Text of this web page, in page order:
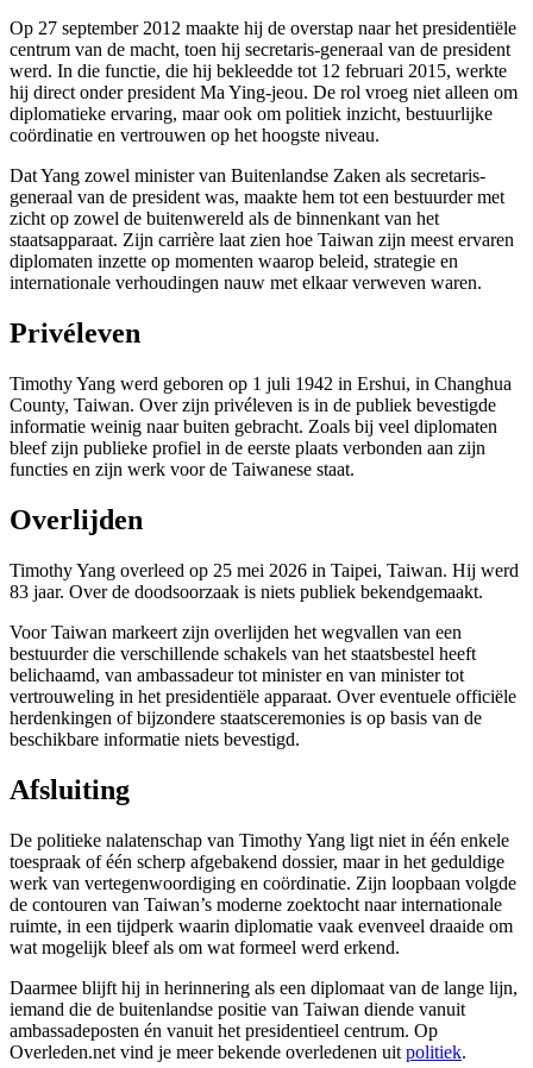
Op 27 september 2012 maakte hij de overstap naar het presidentiële
centrum van de macht, toen hij secretaris-generaal van de president
werd. In die functie, die hij bekleedde tot 12 februari 2015, werkte
hij direct onder president Ma Ying-jeou. De rol vroeg niet alleen om
diplomatieke ervaring, maar ook om politiek inzicht, bestuurlijke
coördinatie en vertrouwen op het hoogste niveau.
Dat Yang zowel minister van Buitenlandse Zaken als secretaris-
generaal van de president was, maakte hem tot een bestuurder met
zicht op zowel de buitenwereld als de binnenkant van het
staatsapparaat. Zijn carrière laat zien hoe Taiwan zijn meest ervaren
diplomaten inzette op momenten waarop beleid, strategie en
internationale verhoudingen nauw met elkaar verweven waren.
Privéleven
Timothy Yang werd geboren op 1 juli 1942 in Ershui, in Changhua
County, Taiwan. Over zijn privéleven is in de publiek bevestigde
informatie weinig naar buiten gebracht. Zoals bij veel diplomaten
bleef zijn publieke profiel in de eerste plaats verbonden aan zijn
functies en zijn werk voor de Taiwanese staat.
Overlijden
Timothy Yang overleed op 25 mei 2026 in Taipei, Taiwan. Hij werd
83 jaar. Over de doodsoorzaak is niets publiek bekendgemaakt.
Voor Taiwan markeert zijn overlijden het wegvallen van een
bestuurder die verschillende schakels van het staatsbestel heeft
belichaamd, van ambassadeur tot minister en van minister tot
vertrouweling in het presidentiële apparaat. Over eventuele officiële
herdenkingen of bijzondere staatsceremonies is op basis van de
beschikbare informatie niets bevestigd.
Afsluiting
De politieke nalatenschap van Timothy Yang ligt niet in één enkele
toespraak of één scherp afgebakend dossier, maar in het geduldige
werk van vertegenwoordiging en coördinatie. Zijn loopbaan volgde
de contouren van Taiwan’s moderne zoektocht naar internationale
ruimte, in een tijdperk waarin diplomatie vaak evenveel draaide om
wat mogelijk bleef als om wat formeel werd erkend.
Daarmee blijft hij in herinnering als een diplomaat van de lange lijn,
iemand die de buitenlandse positie van Taiwan diende vanuit
ambassadeposten én vanuit het presidentieel centrum. Op
Overleden.net vind je meer bekende overledenen uit politiek.